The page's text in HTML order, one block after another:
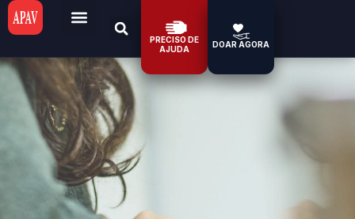
PRECISO DE
AJUDA
DOAR AGORA